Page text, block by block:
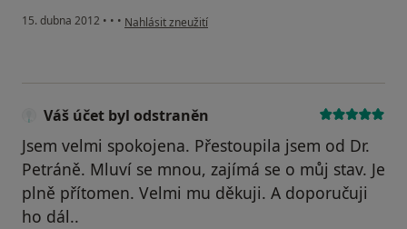
15. dubna 2012 • • • podle názoru uživatele Váš účet byl odstraněn
Nahlásit zneužití
Váš účet byl odstraněn
Jsem velmi spokojena. Přestoupila jsem od Dr.
Petráně. Mluví se mnou, zajímá se o můj stav. Je
plně přítomen. Velmi mu děkuji. A doporučuji
ho dál..